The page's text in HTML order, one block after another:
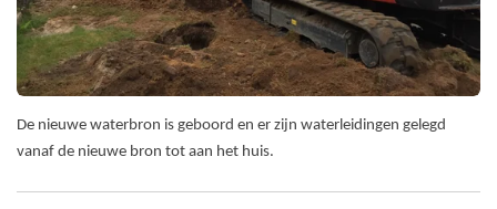
De nieuwe waterbron is geboord en er zijn waterleidingen gelegd
vanaf de nieuwe bron tot aan het huis.